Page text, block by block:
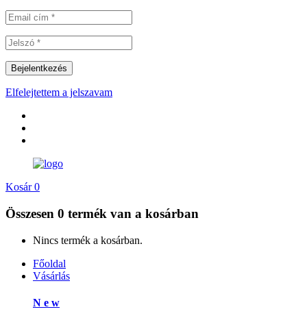
Elfelejtettem a jelszavam
Kosár 0
Összesen 0 termék van a kosárban
Nincs termék a kosárban.
Főoldal
Vásárlás
N e w